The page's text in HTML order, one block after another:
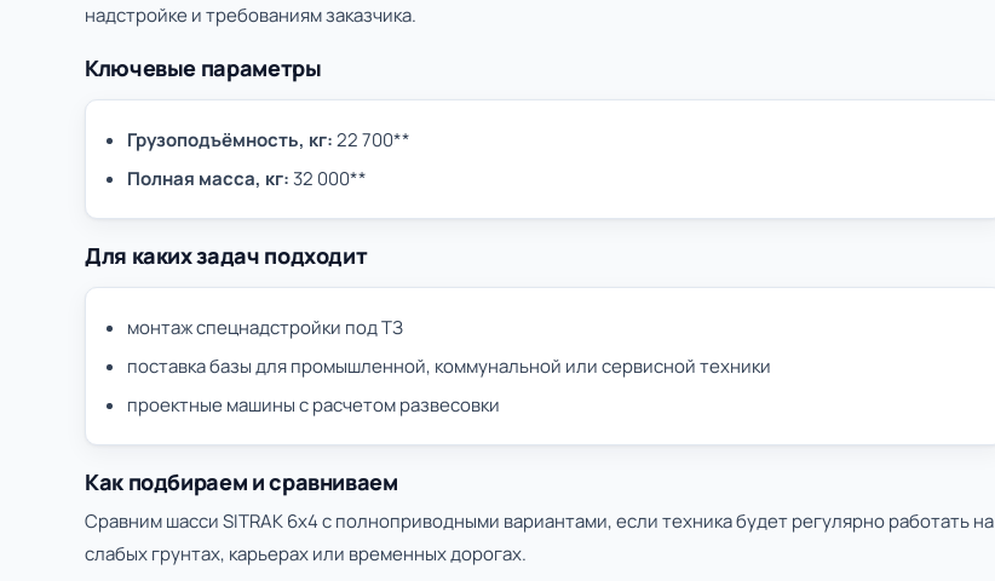
надстройке и требованиям заказчика.
Ключевые параметры
Грузоподъёмность, кг:22 700**
Полная масса, кг: 32 000**
Для каких задач подходит
монтаж спецнадстройки под ТЗ
поставка базы для промышленной, коммунальной или сервисной техники
проектные машины с расчетом развесовки
Как подбираем и сравниваем
Сравним шасси SITRAK 6х4 с полноприводными вариантами, если техника будет регулярно работать на
слабых грунтах, карьерах или временных дорогах.